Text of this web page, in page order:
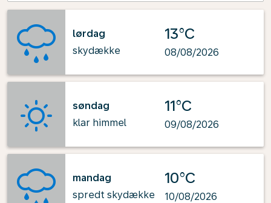
lørdag
skydække
13°C
08/08/2026
søndag
klar himmel
11°C
09/08/2026
mandag
spredt skydække
10°C
10/08/2026